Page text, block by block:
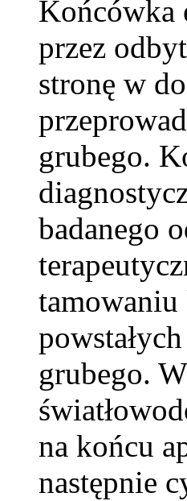
Końcówka
przez
stronę w
grubego.
badanego
grubego.
na końcu
następnie